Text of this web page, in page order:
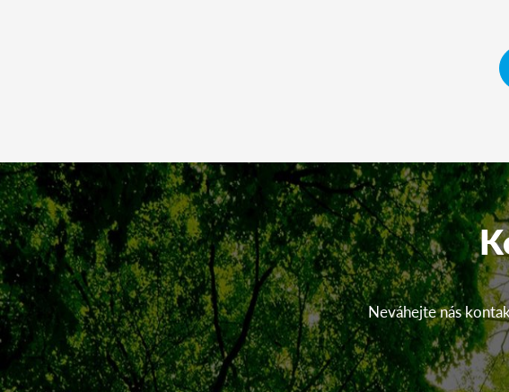
Neváhejte nás